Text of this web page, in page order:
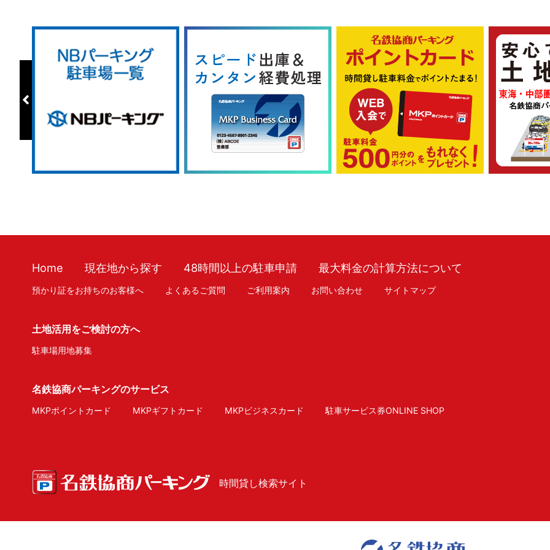
Home 現在地から探す 48時間以上の駐車申請 最大料金の計算方法について
預かり証をお持ちのお客様へ よくあるご質問 ご利用案内 お問い合わせ サイトマップ
土地活用をご検討の方へ
駐車場用地募集
名鉄協商パーキングのサービス
MKPポイントカード MKPギフトカード MKPビジネスカード 駐車サービス券ONLINE SHOP
時間貸し検索サイト